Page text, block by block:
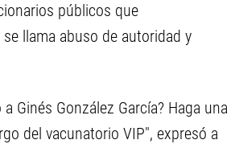
públicos que
llama abuso de autoridad y
Ginés González García? Haga una
del vacunatorio VIP", expresó a